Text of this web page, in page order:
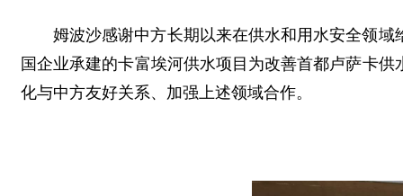
姆波沙感谢中方长期以来在供水和用水安全领
国企业承建的卡富埃河供水项目为改善首都卢萨卡
化与中方友好关系、加强上述领域合作。